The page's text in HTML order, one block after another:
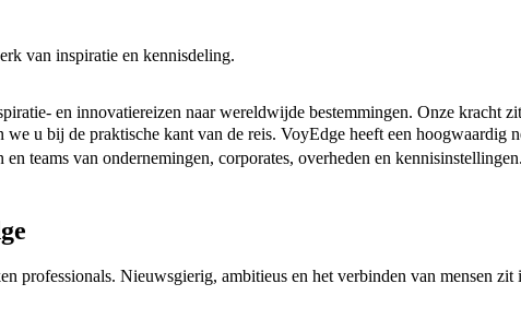
van inspiratie en kennisdeling.
en innovatiereizen naar wereldwijde bestemmingen. Onze
u bij de praktische kant van de reis. VoyEdge heeft een
teams van ondernemingen, corporates, overheden en
professionals. Nieuwsgierig, ambitieus en het verbinden van mensen